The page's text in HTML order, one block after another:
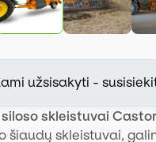
užsisakyti -
skleistuvai Castor
šiaudų skleistuvai,